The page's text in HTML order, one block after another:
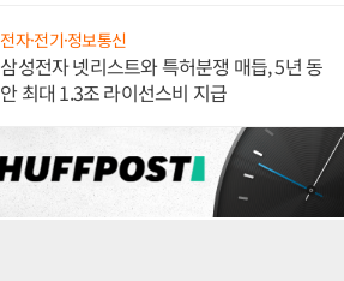
전자·전기·정보통신
삼성전자 넷리스트와 특허분쟁 매듭, 5년 동
안 최대 1.3조 라이선스비 지급